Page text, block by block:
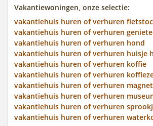
Vakantiewoningen, onze selectie:
vakantiehuis huren of verhuren
vakantiehuis huren of verhuren
vakantiehuis huren of verhuren hond
vakantiehuis huren of verhuren huisje
vakantiehuis huren of verhuren koffie
vakantiehuis huren of verhuren
vakantiehuis huren of verhuren
vakantiehuis huren of verhuren
vakantiehuis huren of verhuren
vakantiehuis huren of verhuren